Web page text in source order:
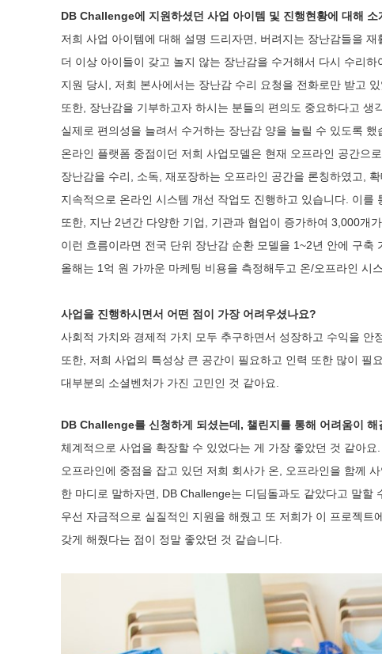
DB Challenge에 지원하셨던 사업 아이템 및 진행현황에 대해 소
저희 사업 아이템에 대해 설명 드리자면, 버려지는 장난감들을
더 이상 아이들이 갖고 놀지 않는 장난감을 수거해서 다시 수리
지원 당시, 저희 본사에서는 장난감 수리 요청을 전화로만 받고
또한, 장난감을 기부하고자 하시는 분들의 편의도 중요하다고
실제로 편의성을 늘려서 수거하는 장난감 양을 늘릴 수 있도록 했
온라인 플랫폼 중점이던 저희 사업모델은 현재 오프라인 공간으
장난감을 수리, 소독, 재포장하는 오프라인 공간을 론칭하였고,
지속적으로 온라인 시스템 개선 작업도 진행하고 있습니다. 이
또한, 지난 2년간 다양한 기업, 기관과 협업이 증가하여 3,000개
이런 흐름이라면 전국 단위 장난감 순환 모델을 1~2년 안에 구축
올해는 1억 원 가까운 마케팅 비용을 측정해두고 온/오프라인 시
사업을 진행하시면서 어떤 점이 가장 어려우셨나요?
사회적 가치와 경제적 가치 모두 추구하면서 성장하고 수익을 안
또한, 저희 사업의 특성상 큰 공간이 필요하고 인력 또한 많이 필
대부분의 소셜벤처가 가진 고민인 것 같아요.
DB Challenge를 신청하게 되셨는데, 챌린지를 통해 어려움이
체계적으로 사업을 확장할 수 있었다는 게 가장 좋았던 것 같아
오프라인에 중점을 잡고 있던 저희 회사가 온, 오프라인을 함께
한 마디로 말하자면, DB Challenge는 디딤돌과도 같았다고 말할
우선 자금적으로 실질적인 지원을 해줬고 또 저희가 이 프로젝
갖게 해줬다는 점이 정말 좋았던 것 같습니다.